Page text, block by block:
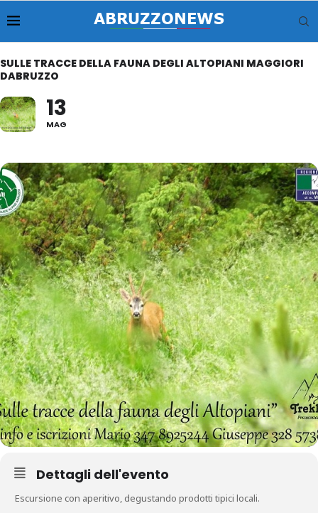
SULLE TRACCE DELLA FAUNA DEGLI ALTOPIANI MAGGIORI
DABRUZZO
13
MAG
Dettagli dell'evento
Escursione con aperitivo, degustando prodotti tipici locali.